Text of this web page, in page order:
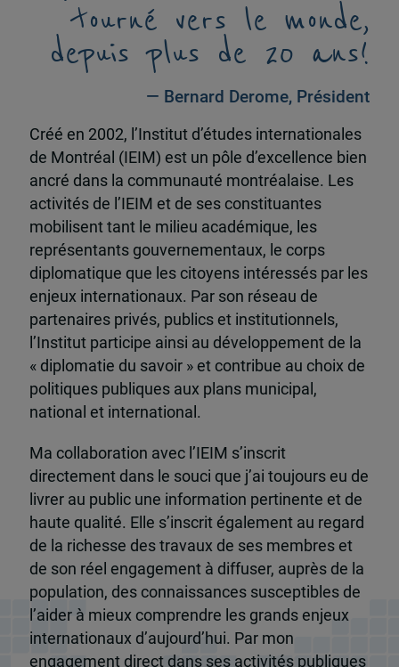
tourné vers le monde,
depuis plus de 20 ans!
— Bernard Derome, Président
Créé en 2002, l’Institut d’études internationales
de Montréal (IEIM) est un pôle d’excellence bien
ancré dans la communauté montréalaise. Les
activités de l’IEIM et de ses constituantes
mobilisent tant le milieu académique, les
représentants gouvernementaux, le corps
diplomatique que les citoyens intéressés par les
enjeux internationaux. Par son réseau de
partenaires privés, publics et institutionnels,
l’Institut participe ainsi au développement de la
« diplomatie du savoir » et contribue au choix de
politiques publiques aux plans municipal,
national et international.
Ma collaboration avec l’IEIM s’inscrit
directement dans le souci que j’ai toujours eu de
livrer au public une information pertinente et de
haute qualité. Elle s’inscrit également au regard
de la richesse des travaux de ses membres et
de son réel engagement à diffuser, auprès de la
population, des connaissances susceptibles de
l’aider à mieux comprendre les grands enjeux
internationaux d’aujourd’hui. Par mon
engagement direct dans ses activités publiques